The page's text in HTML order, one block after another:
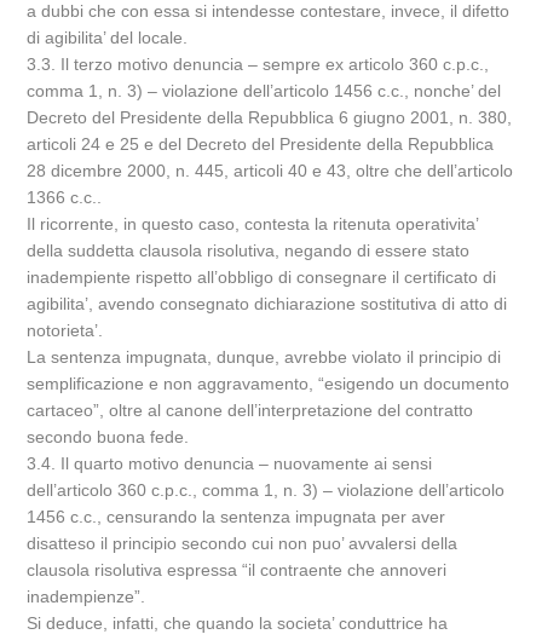
a dubbi che con essa si intendesse contestare, invece, il difetto
di agibilita’ del locale.
3.3. Il terzo motivo denuncia – sempre ex articolo 360 c.p.c.,
comma 1, n. 3) – violazione dell’articolo 1456 c.c., nonche’ del
Decreto del Presidente della Repubblica 6 giugno 2001, n. 380,
articoli 24 e 25 e del Decreto del Presidente della Repubblica
28 dicembre 2000, n. 445, articoli 40 e 43, oltre che dell’articolo
1366 c.c..
Il ricorrente, in questo caso, contesta la ritenuta operativita’
della suddetta clausola risolutiva, negando di essere stato
inadempiente rispetto all’obbligo di consegnare il certificato di
agibilita’, avendo consegnato dichiarazione sostitutiva di atto di
notorieta’.
La sentenza impugnata, dunque, avrebbe violato il principio di
semplificazione e non aggravamento, “esigendo un documento
cartaceo”, oltre al canone dell’interpretazione del contratto
secondo buona fede.
3.4. Il quarto motivo denuncia – nuovamente ai sensi
dell’articolo 360 c.p.c., comma 1, n. 3) – violazione dell’articolo
1456 c.c., censurando la sentenza impugnata per aver
disatteso il principio secondo cui non puo’ avvalersi della
clausola risolutiva espressa “il contraente che annoveri
inadempienze”.
Si deduce, infatti, che quando la societa’ conduttrice ha